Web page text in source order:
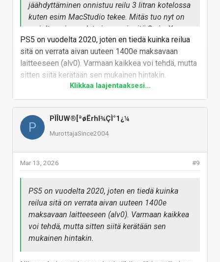
jäähdyttäminen onnistuu reilu 3 litran kotelossa
kuten esim MacStudio tekee. Mitäs tuo nyt on
arviolta noin puolet pienempi mitä SeriesX.
PS5 on vuodelta 2020, joten en tiedä kuinka reilua
sitä on verrata aivan uuteen 1400e maksavaan
laitteeseen (alv0). Varmaan kaikkea voi tehdä, mutta
sitten siitä kerätään sen mukainen hintakin.
vähävirtaisia että voidaan valita sopiva teho/koko
oman näkemyksen mukaan millaista suorituskykyä ja
mihin virtabudjettiin se halutaan (ja minkä verran laite
saa pitää ääntä).
Vastaa
Klikkaa laajentaaksesi...
P
PÌÎUW®[ªøËrhl¾ÇÌ°1¿¼
MurottajaSince2004
#9
Mar 13, 2026
PS5 on vuodelta 2020, joten en tiedä kuinka
reilua sitä on verrata aivan uuteen 1400e
maksavaan laitteeseen (alv0). Varmaan kaikkea
voi tehdä, mutta sitten siitä kerätään sen
mukainen hintakin.